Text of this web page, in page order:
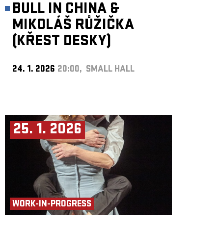
BULL IN CHINA &
MIKOLÁŠ RŮŽIČKA
(KŘEST DESKY)
24. 1. 2026 20:00, SMALL HALL
25. 1. 2026
WORK-IN-PROGRESS